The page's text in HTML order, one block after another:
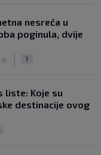
nesreća u
poginula, dvije
h 1
liste: Koje su
destinacije ovog